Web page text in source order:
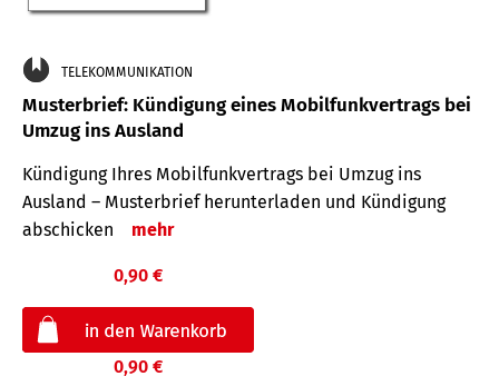
TELEKOMMUNIKATION
Musterbrief: Kündigung eines Mobilfunkvertrags bei
Umzug ins Ausland
Kündigung Ihres Mobilfunkvertrags bei Umzug ins
Ausland – Musterbrief herunterladen und Kündigung
abschicken
mehr
0,90 €
0,90 €